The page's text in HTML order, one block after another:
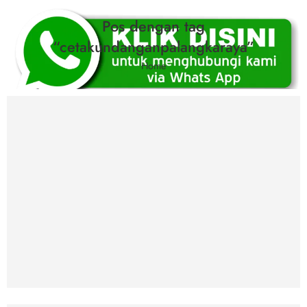
Pos dengan tag
“cetakundanganpalangkaraya”
Home